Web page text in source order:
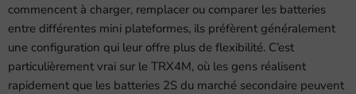
commencent à charger, remplacer ou comparer les batteries
entre différentes mini plateformes, ils préfèrent généralement
une configuration qui leur offre plus de flexibilité. C’est
particulièrement vrai sur le TRX4M, où les gens réalisent
rapidement que les batteries 2S du marché secondaire peuvent